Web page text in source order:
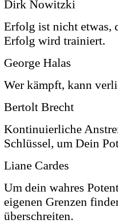
Dirk Nowitzki
Erfolg ist nicht etwas,
Erfolg wird trainiert.
George Halas
Wer kämpft, kann
Bertolt Brecht
Kontinuierliche
Schlüssel, um Dein
Liane Cardes
Um dein wahres
eigenen Grenzen
überschreiten.